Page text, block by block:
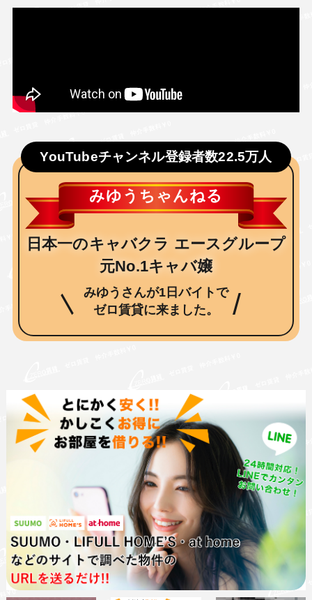
YouTubeチャンネル登録者数22.5万人
みゆうちゃんねる
日本一のキャバクラ エースグループ
元No.1キャバ嬢
みゆうさんが1日バイトで
ゼロ賃貸に来ました。